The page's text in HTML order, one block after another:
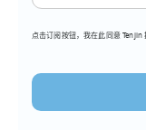
的
子
邮
点击订阅按钮，我在此同意